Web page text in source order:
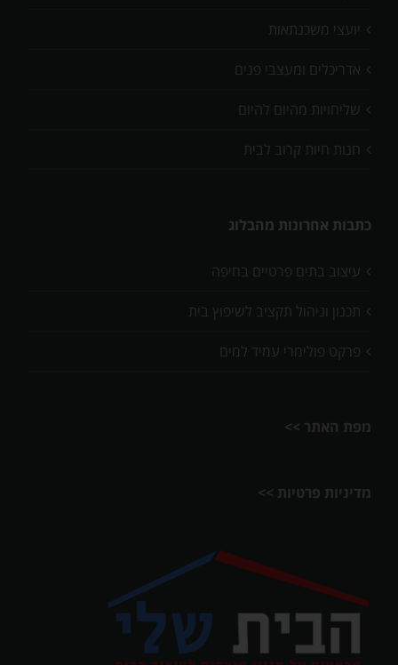
יועצי משכנתאות
אדריכלים ומעצבי פנים
שליחויות מהיום להיום
חנות חיות קרוב לבית
כתבות אחרונות מהבלוג
עיצוב בתים פרטיים בחיפה
תכנון וניהול תקציב לשיפוץ בית
פרקט פולימרי עמיד למים
מפת האתר >>
מדיניות פרטיות >>